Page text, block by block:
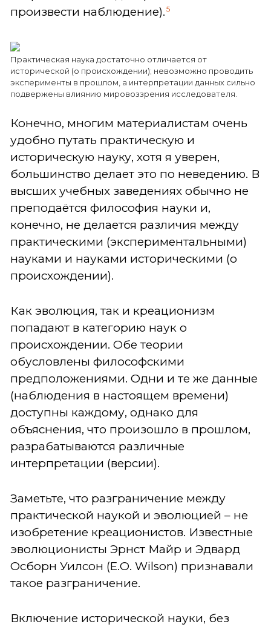
произвести наблюдение). 5
Практическая наука достаточно отличается от
исторической (о происхождении); невозможно проводить
эксперименты в прошлом, а интерпретации данных сильно
подвержены влиянию мировоззрения исследователя.
Конечно, многим материалистам очень
удобно путать практическую и
историческую науку, хотя я уверен,
большинство делает это по неведению. В
высших учебных заведениях обычно не
преподаётся философия науки и,
конечно, не делается различия между
практическими (экспериментальными)
науками и науками историческими (о
происхождении).
Как эволюция, так и креационизм
попадают в категорию наук о
происхождении. Обе теории
обусловлены философскими
предположениями. Одни и те же данные
(наблюдения в настоящем времени)
доступны каждому, однако для
объяснения, что произошло в прошлом,
разрабатываются различные
интерпретации (версии).
Заметьте, что разграничение между
практической наукой и эволюцией – не
изобретение креационистов. Известные
эволюционисты Эрнст Майр и Эдвард
Осборн Уилсон (E.O. Wilson) признавали
такое разграничение.
Включение исторической науки, без